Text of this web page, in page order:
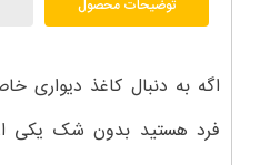
توضیحات محصول
اگه به دنبال کاغذ دیواری
فرد هستید بدون شک یکی